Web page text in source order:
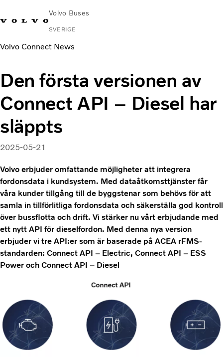
Volvo Buses
SVERIGE
Change
Kontakta
Turistbussar
Tjänster
Varför Volvo?
Nyheter & stories
Volvo Connect News
Den första versionen av
Connect API – Diesel har
släppts
2025-05-21
Volvo erbjuder omfattande möjligheter att integrera
fordonsdata i kundsystem. Med dataåtkomsttjänster får
våra kunder tillgång till de byggstenar som behövs för att
samla in tillförlitliga fordonsdata och säkerställa god kontroll
över bussflotta och drift. Vi stärker nu vårt erbjudande med
ett nytt API för dieselfordon. Med denna nya version
erbjuder vi tre API:er som är baserade på ACEA rFMS-
standarden: Connect API – Electric, Connect API – ESS
Power och Connect API – Diesel